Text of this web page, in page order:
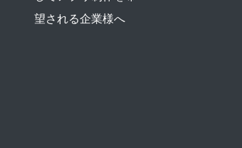
望される企業様へ